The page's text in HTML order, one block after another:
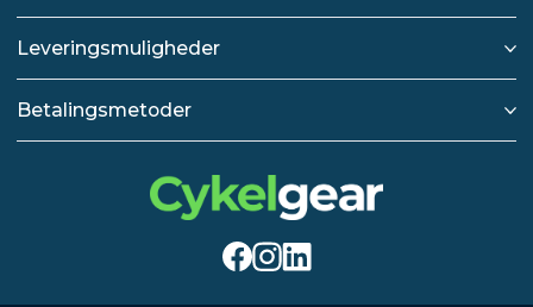
Leveringsmuligheder
Betalingsmetoder